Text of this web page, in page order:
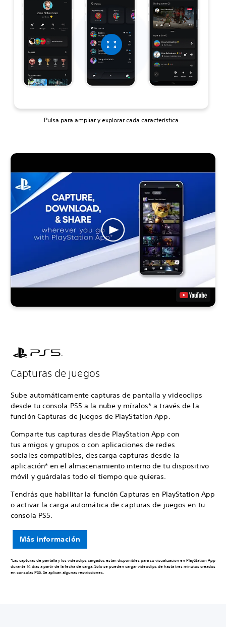
Pulsa para ampliar y explorar cada característica
Capturas de juegos
Sube automáticamente capturas de pantalla y videoclips
desde tu consola PS5 a la nube y míralos* a través de la
función Capturas de juegos de PlayStation App.
Comparte tus capturas desde PlayStation App con
tus amigos y grupos o con aplicaciones de redes
sociales compatibles, descarga capturas desde la
aplicación* en el almacenamiento interno de tu dispositivo
móvil y guárdalas todo el tiempo que quieras.
Tendrás que habilitar la función Capturas en PlayStation App
o activar la carga automática de capturas de juegos en tu
consola PS5.
Más información
*Las capturas de pantalla y los videoclips cargados están disponibles para su visualización en PlayStation App
durante 14 días a partir de la fecha de carga. Solo se pueden cargar videoclips de hasta tres minutos creados
en consolas PS5. Se aplican algunas restricciones.